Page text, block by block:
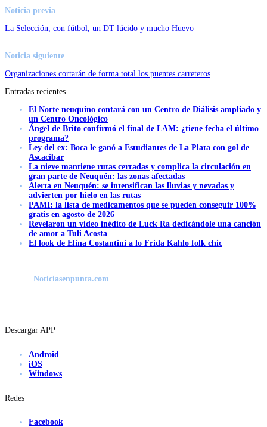
Noticia previa
La Selección, con fútbol, un DT lúcido y mucho Huevo
Noticia siguiente
Organizaciones cortarán de forma total los puentes carreteros
Entradas recientes
El Norte neuquino contará con un Centro de Diálisis ampliado y
un Centro Oncológico
Ángel de Brito confirmó el final de LAM: ¿tiene fecha el último
programa?
Ley del ex: Boca le ganó a Estudiantes de La Plata con gol de
Ascacibar
La nieve mantiene rutas cerradas y complica la circulación en
gran parte de Neuquén: las zonas afectadas
Alerta en Neuquén: se intensifican las lluvias y nevadas y
advierten por hielo en las rutas
PAMI: la lista de medicamentos que se pueden conseguir 100%
gratis en agosto de 2026
Revelaron un video inédito de Luck Ra dedicándole una canción
de amor a Tuli Acosta
El look de Elina Costantini a lo Frida Kahlo folk chic
Noticiasenpunta.com
Descargar APP
Android
iOS
Windows
Redes
Facebook